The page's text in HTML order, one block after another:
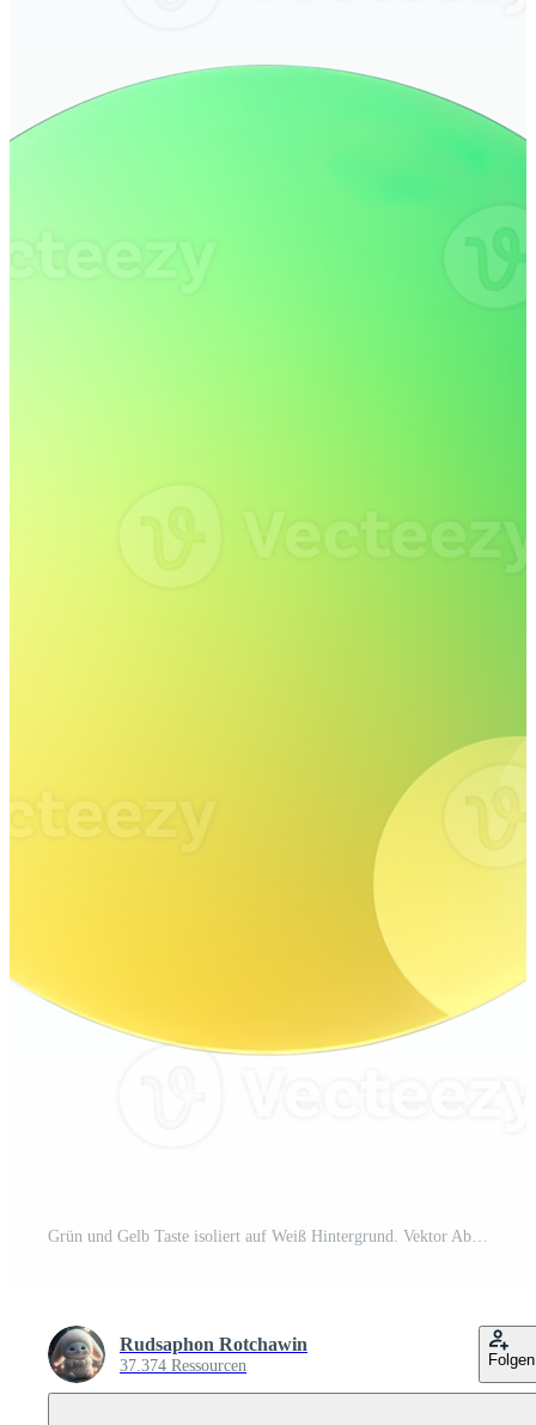
Grün und Gelb Taste isoliert auf Weiß Hintergrund. Vektor Abbildung.Kreis Taste mit Grün und Gelb Farbverläufe Pro PNG
Rudsaphon Rotchawin
37.374 Ressourcen Folgen